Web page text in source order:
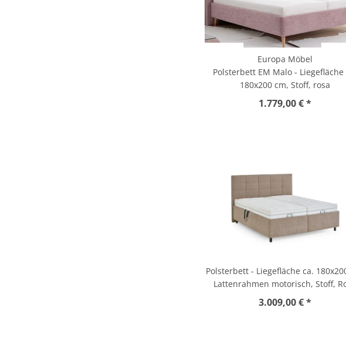
Europa Möbel
Polsterbett EM Malo - Liegefläche
180x200 cm, Stoff, rosa
1.779,00 € *
Polsterbett - Liegefläche ca.
Lattenrahmen motorisch, Stoff,
3.009,00 € *